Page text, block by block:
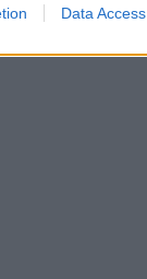
Data Access